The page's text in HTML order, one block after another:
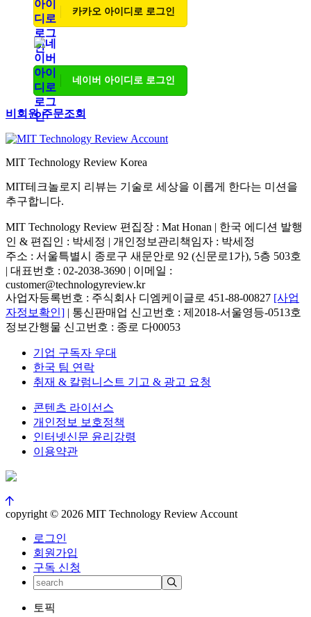
카카오 아이디로 로그인
네이버 아이디로 로그인
비회원 주문조회
MIT Technology Review Korea
MIT테크놀로지 리뷰는 기술로 세상을 이롭게 한다는 미션을
추구합니다.
MIT Technology Review 편집장 : Mat Honan | 한국 에디션 발행
인 & 편집인 : 박세정 | 개인정보관리책임자 : 박세정
주소 : 서울특별시 종로구 새문안로 92 (신문로1가), 5층 503호
| 대표번호 : 02-2038-3690 | 이메일 :
customer@technologyreview.kr
사업자등록번호 : 주식회사 디엠케이글로 451-88-00827 [사업
자정보확인] | 통신판매업 신고번호 : 제2018-서울영등-0513호
정보간행물 신고번호 : 종로 다00053
기업 구독자 우대
한국 팀 연락
취재 & 칼럼니스트 기고 & 광고 요청
콘텐츠 라이선스
개인정보 보호정책
인터넷신문 윤리강령
이용약관
copyright © 2026 MIT Technology Review Account
로그인
회원가입
구독 신청
토픽